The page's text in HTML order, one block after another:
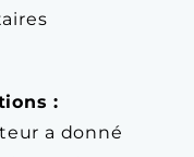
:
a donné